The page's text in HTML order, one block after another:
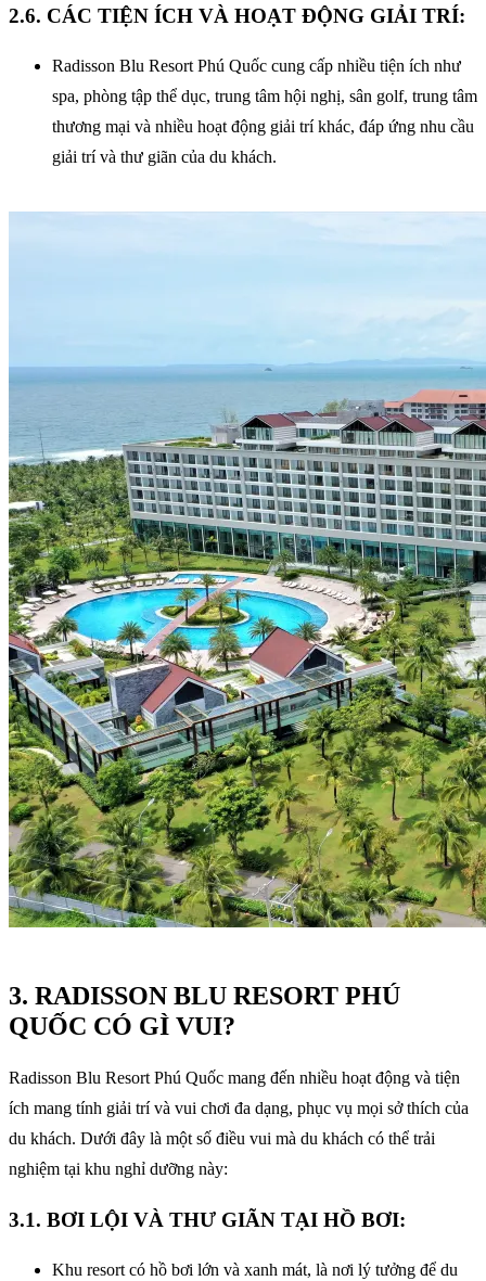
2.6. CÁC TIỆN ÍCH VÀ HOẠT ĐỘNG GIẢI TRÍ:
Radisson Blu Resort Phú Quốc cung cấp nhiều tiện ích như
spa, phòng tập thể dục, trung tâm hội nghị, sân golf, trung tâm
thương mại và nhiều hoạt động giải trí khác, đáp ứng nhu cầu
giải trí và thư giãn của du khách.
3. RADISSON BLU RESORT PHÚ
QUỐC CÓ GÌ VUI?
Radisson Blu Resort Phú Quốc mang đến nhiều hoạt động và tiện
ích mang tính giải trí và vui chơi đa dạng, phục vụ mọi sở thích của
du khách. Dưới đây là một số điều vui mà du khách có thể trải
nghiệm tại khu nghỉ dưỡng này:
3.1. BƠI LỘI VÀ THƯ GIÃN TẠI HỒ BƠI:
Khu resort có hồ bơi lớn và xanh mát, là nơi lý tưởng để du